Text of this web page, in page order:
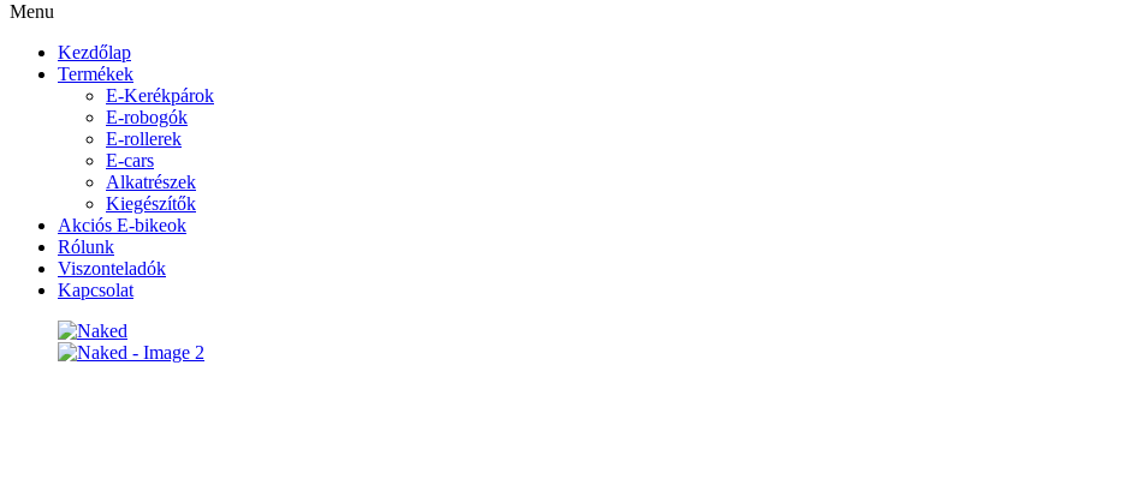
Menu
Kezdőlap
Termékek
E-Kerékpárok
E-robogók
E-rollerek
E-cars
Alkatrészek
Kiegészítők
Akciós E-bikeok
Rólunk
Viszonteladók
Kapcsolat